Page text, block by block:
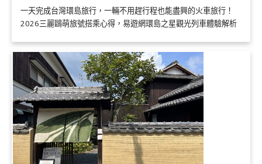
一天完成台灣環島旅行，一輛不用趕行程也能盡興的火車旅行！
2026三麗鷗萌旅號搭乘心得，易遊網環島之星觀光列車體驗解析